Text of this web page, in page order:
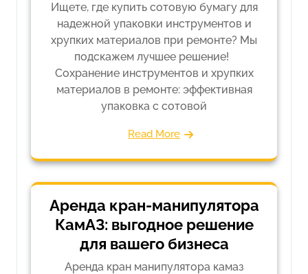
Ищете, где купить сотовую бумагу для
надежной упаковки инструментов и
хрупких материалов при ремонте? Мы
подскажем лучшее решение!
Сохранение инструментов и хрупких
материалов в ремонте: эффективная
упаковка с сотовой
Read More
Аренда кран-манипулятора
КамАЗ: выгодное решение
для вашего бизнеса
Аренда кран манипулятора камаз